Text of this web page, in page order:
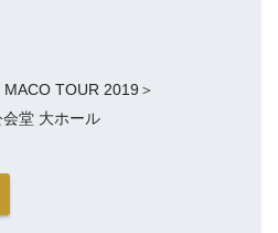
TOUR 2019＞
堂 大ホール